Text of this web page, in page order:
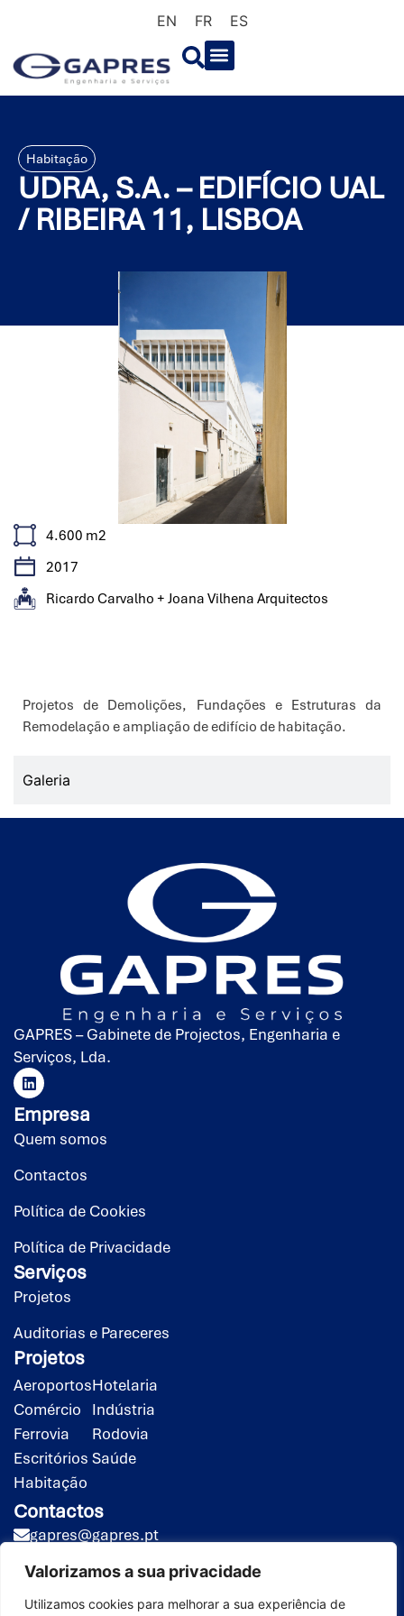
Valorizamos a sua privacidade
Utilizamos cookies para melhorar a sua experiência de
EN FR ES
Habitação
UDRA, S.A. – EDIFÍCIO UAL
/ RIBEIRA 11, LISBOA
4.600 m2
2017
Ricardo Carvalho + Joana Vilhena Arquitectos
Galeria
Projetos de Demolições, Fundações e Estruturas da
Remodelação e ampliação de edifício de habitação.
GAPRES – Gabinete de Projectos, Engenharia e
Serviços, Lda.
Empresa
Quem somos
Contactos
Política de Cookies
Política de Privacidade
Serviços
Projetos
Auditorias e Pareceres
Projetos
Aeroportos
Comércio
Ferrovia
Escritórios
Habitação
Hotelaria
Indústria
Rodovia
Saúde
Contactos
gapres@gapres.pt
(351) 919 413 258**
*Chamada para rede fixa nacional